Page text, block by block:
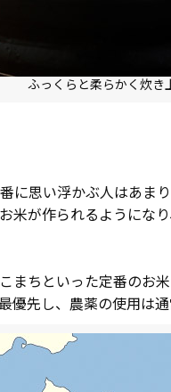
ふっくらと柔らかく炊き
思い浮かぶ人はあま
米が作られるように
まちといった定番のお
先し、農薬の使用は通